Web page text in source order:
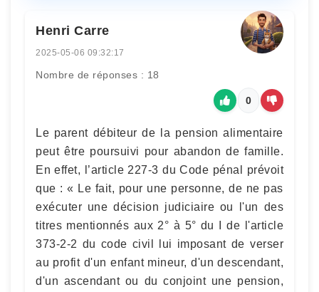
Henri Carre
2025-05-06 09:32:17
Nombre de réponses : 18
0
Le parent débiteur de la pension alimentaire
peut être poursuivi pour abandon de famille.
En effet, l’article 227-3 du Code pénal prévoit
que : « Le fait, pour une personne, de ne pas
exécuter une décision judiciaire ou l'un des
titres mentionnés aux 2° à 5° du I de l'article
373-2-2 du code civil lui imposant de verser
au profit d'un enfant mineur, d'un descendant,
d'un ascendant ou du conjoint une pension,